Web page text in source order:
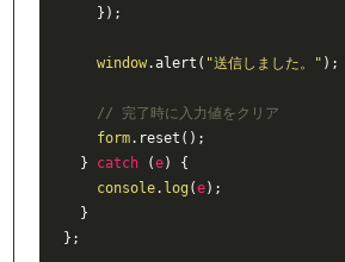
window.alert( "送信しました。" );
// 完了時に入力値をクリア
form.reset();
    }
catch (e) {
console. log (e);